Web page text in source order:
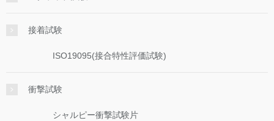
接着試験
ISO19095(接合特性評価試験)
衝撃試験
シャルピー衝撃試験片